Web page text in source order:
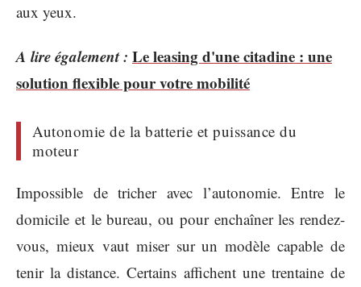
aux yeux.
A lire également : Le leasing d'une citadine : une
solution flexible pour votre mobilité
Autonomie de la batterie et puissance du
moteur
Impossible de tricher avec l’autonomie. Entre le
domicile et le bureau, ou pour enchaîner les rendez-
vous, mieux vaut miser sur un modèle capable de
tenir la distance. Certains affichent une trentaine de